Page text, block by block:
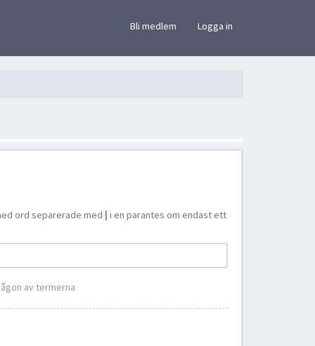
Bli medlem Logga in
ord separerade med | i en parantes om endast ett
av termerna